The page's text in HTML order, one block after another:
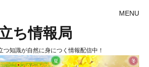
MENU
ち情報局
知識が自然に身につく情報配信中！